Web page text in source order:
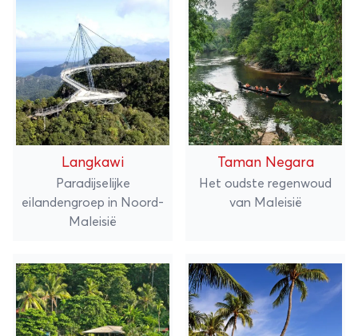
Langkawi
Paradijselijke
eilandengroep in Noord-
Maleisië
Taman Negara
Het oudste regenwoud
van Maleisië